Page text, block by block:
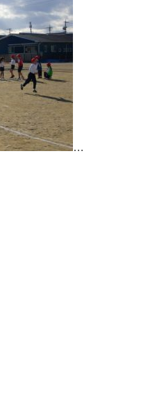
…